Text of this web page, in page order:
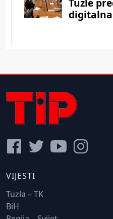
VIJESTI
Tuzla – TK
BiH